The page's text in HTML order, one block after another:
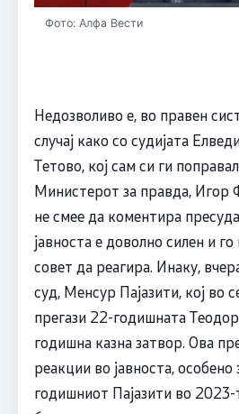
Фото: Алфа Вести
Недозволиво е, во правен
случај како со судијата
Тетово, кој сам си ги
Министерот за правда, Игор
не смее да коментира
јавноста е доволно силен и
совет да реагира. Инаку,
суд, Менсур Пајазити, кој во
прегази 22-годишната
годишна казна затвор. Ова
реакции во јавноста,
годишниот Пајазити во 2023-